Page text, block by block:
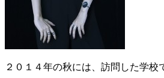
２０１４年の秋には、訪問した学校